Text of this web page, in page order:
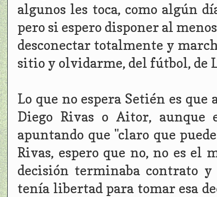
algunos les toca, como algún
pero si espero disponer al
desconectar totalmente y
sitio y olvidarme, del fútbol, de
Lo que no espera Setién es que
Diego Rivas o Aitor, aunque
apuntando que "claro que
Rivas, espero que no, no es el
decisión terminaba contrato y
tenía libertad para tomar esa